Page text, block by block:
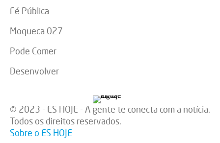
Fé Pública
Moqueca 027
Pode Comer
Desenvolver
© 2023 - ES HOJE - A gente te conecta com a notícia.
Todos os direitos reservados.
Sobre o ES HOJE